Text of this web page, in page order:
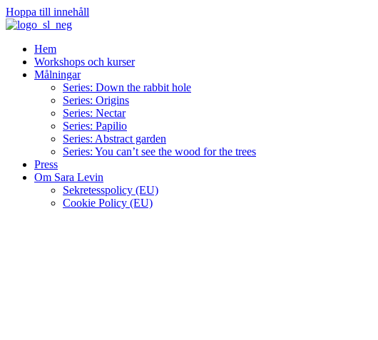
Hoppa till innehåll
Hem
Workshops och kurser
Målningar
Series: Down the rabbit hole
Series: Origins
Series: Nectar
Series: Papilio
Series: Abstract garden
Series: You can’t see the wood for the trees
Press
Om Sara Levin
Sekretesspolicy (EU)
Cookie Policy (EU)